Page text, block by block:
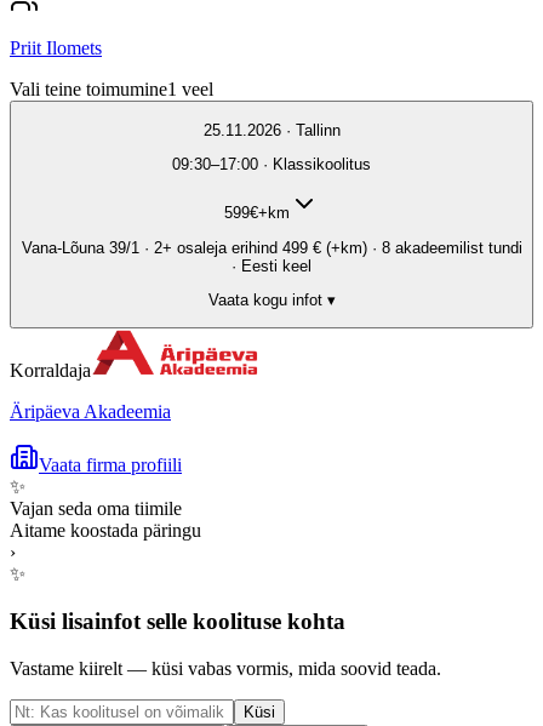
Priit Ilomets
Vali teine toimumine1 veel
25.11.2026 · Tallinn
09:30–17:00 · Klassikoolitus
599€+km
Vana-Lõuna 39/1 · 2+ osaleja erihind 499 € (+km) · 8 akadeemilist tundi
· Eesti keel
Vaata kogu infot ▾
Korraldaja
Äripäeva Akadeemia
Vaata firma profiili
✨
Vajan seda oma tiimile
Aitame koostada päringu
›
✨
Küsi lisainfot selle koolituse kohta
Vastame kiirelt — küsi vabas vormis, mida soovid teada.
Küsi